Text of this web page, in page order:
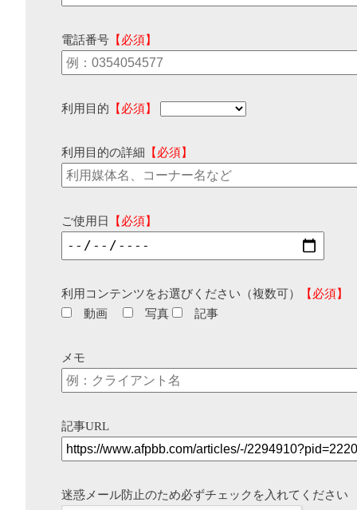
電話番号 【必須】
利用目的 【必須】
利用目的の詳細 【必須】
ご使用日 【必須】
利用コンテンツをお選びください（複数可）
【必須】
動画
写真 記事
メモ
記事URL
迷惑メール防止のため必ずチェックを入れてください